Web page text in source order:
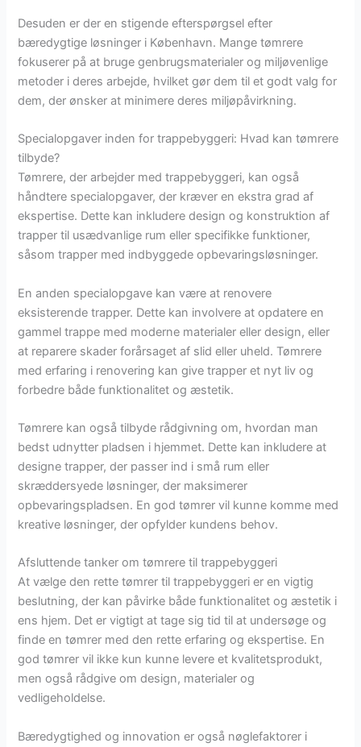
Desuden er der en stigende efterspørgsel efter
bæredygtige løsninger i København. Mange tømrere
fokuserer på at bruge genbrugsmaterialer og miljøvenlige
metoder i deres arbejde, hvilket gør dem til et godt valg for
dem, der ønsker at minimere deres miljøpåvirkning.
Specialopgaver inden for trappebyggeri: Hvad kan tømrere
tilbyde?
Tømrere, der arbejder med trappebyggeri, kan også
håndtere specialopgaver, der kræver en ekstra grad af
ekspertise. Dette kan inkludere design og konstruktion af
trapper til usædvanlige rum eller specifikke funktioner,
såsom trapper med indbyggede opbevaringsløsninger.
En anden specialopgave kan være at renovere
eksisterende trapper. Dette kan involvere at opdatere en
gammel trappe med moderne materialer eller design, eller
at reparere skader forårsaget af slid eller uheld. Tømrere
med erfaring i renovering kan give trapper et nyt liv og
forbedre både funktionalitet og æstetik.
Tømrere kan også tilbyde rådgivning om, hvordan man
bedst udnytter pladsen i hjemmet. Dette kan inkludere at
designe trapper, der passer ind i små rum eller
skræddersyede løsninger, der maksimerer
opbevaringspladsen. En god tømrer vil kunne komme med
kreative løsninger, der opfylder kundens behov.
Afsluttende tanker om tømrere til trappebyggeri
At vælge den rette tømrer til trappebyggeri er en vigtig
beslutning, der kan påvirke både funktionalitet og æstetik i
ens hjem. Det er vigtigt at tage sig tid til at undersøge og
finde en tømrer med den rette erfaring og ekspertise. En
god tømrer vil ikke kun kunne levere et kvalitetsprodukt,
men også rådgive om design, materialer og
vedligeholdelse.
Bæredygtighed og innovation er også nøglefaktorer i